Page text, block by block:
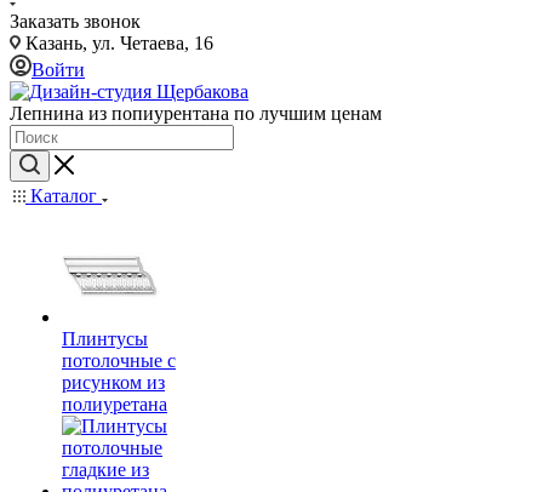
Заказать звонок
Казань, ул. Четаева, 16
Войти
Лепнина из попиурентана по лучшим ценам
Каталог
Плинтусы
потолочные с
рисунком из
полиуретана